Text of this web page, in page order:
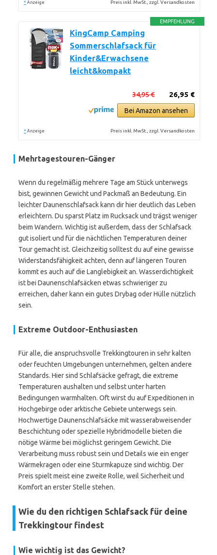
* Anzeige Preis inkl. MwSt., zzgl. Versandkosten
EMPFEHLUNG
KingCamp Camping
Sommerschlafsack für
Kinder&Erwachsene
leicht&kompakt
26,95 €
34,95 €
Bei Amazon ansehen
* Anzeige Preis inkl. MwSt., zzgl. Versandkosten
Mehrtagestouren-Gänger
Wenn du regelmäßig mehrere Tage am Stück unterwegs
bist, gewinnen Gewicht und Packmaß an Bedeutung. Ein
leichter Daunenschlafsack kann dir hier deutlich das Leben
erleichtern. Du sparst Platz im Rucksack und trägst weniger
beim Wandern. Wichtig ist außerdem, dass der Schlafsack
gut isoliert und für die nächtlichen Temperaturen deiner
Tour gemacht ist. Gleichzeitig solltest du auf eine gewisse
Widerstandsfähigkeit achten, denn auf längeren Touren
kommt es auch auf die Langlebigkeit an. Wasserdichtigkeit
ist bei Daunenschlafsäcken etwas schwieriger zu
erreichen, daher kann ein gutes Drybag oder Hülle nützlich
sein.
Extreme Outdoor-Enthusiasten
Für alle, die anspruchsvolle Trekkingtouren in sehr kalten
oder feuchten Umgebungen unternehmen, gelten andere
Standards. Hier sind Schlafsäcke gefragt, die extreme
Temperaturen aushalten und selbst unter harten
Bedingungen warmhalten. Oft wirst du auf Expeditionen in
Hochgebirge oder arktische Gebiete unterwegs sein.
Hochwertige Daunenschlafsäcke mit wasserabweisender
Beschichtung oder spezielle Hybridmodelle bieten die
nötige Wärme bei möglichst geringem Gewicht. Die
Verarbeitung muss robust sein und Details wie ein enger
Wärmekragen oder eine Sturmkapuze sind wichtig. Der
Preis spielt meist eine zweite Rolle, weil Sicherheit und
Komfort an erster Stelle stehen.
Wie du den richtigen Schlafsack für deine
Trekkingtour findest
Wie wichtig ist das Gewicht?